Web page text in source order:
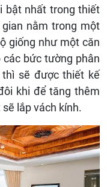
bật nhất trong thiết
nằm trong một
giống như một căn
các bức tường phân
thì sẽ được thiết kế
khi để tăng thêm
lắp vách kính.